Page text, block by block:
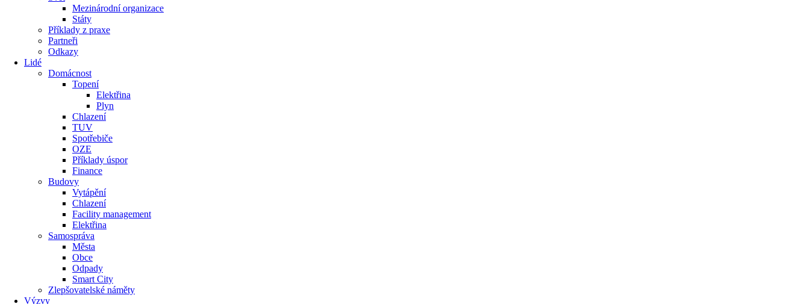
Mezinárodní organizace
Státy
Příklady z praxe
Partneři
Odkazy
Lidé
Domácnost
Topení
Elektřina
Plyn
Chlazení
TUV
Spotřebiče
OZE
Příklady úspor
Finance
Budovy
Vytápění
Chlazení
Facility management
Elektřina
Samospráva
Města
Obce
Odpady
Smart City
Zlepšovatelské náměty
Výzvy